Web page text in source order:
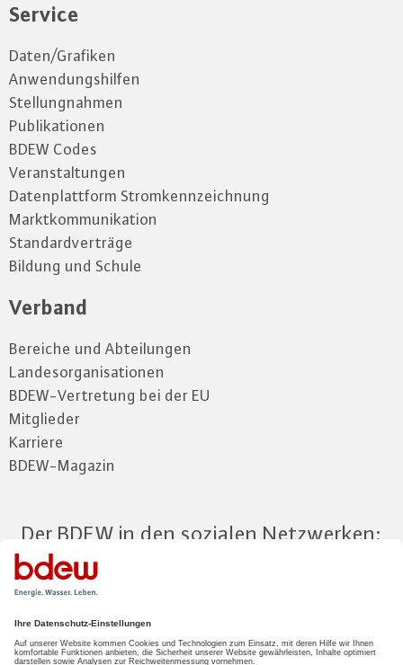
Service
Daten/Grafiken
Anwendungshilfen
Stellungnahmen
Publikationen
BDEW Codes
Veranstaltungen
Datenplattform Stromkennzeichnung
Marktkommunikation
Standardverträge
Bildung und Schule
Verband
Bereiche und Abteilungen
Landesorganisationen
BDEW-Vertretung bei der EU
Mitglieder
Karriere
BDEW-Magazin
Der BDEW in den sozialen Netzwerken:
Zum Mitgliederbereich